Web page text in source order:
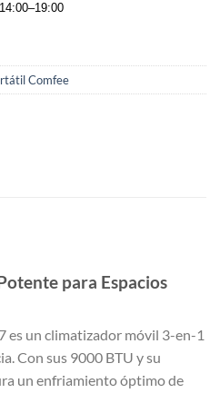
Comfee
para Espacios
es un climatizador móvil 3-en-1
Con sus 9000 BTU y su
un enfriamiento óptimo de